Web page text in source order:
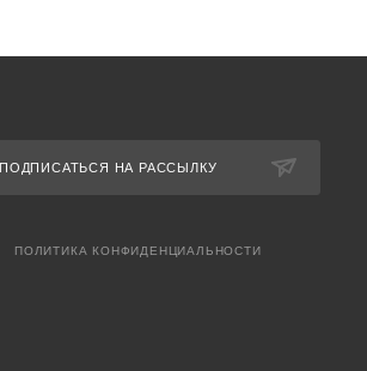
ПОДПИСАТЬСЯ НА РАССЫЛКУ
ПОЛИТИКА КОНФИДЕНЦИАЛЬНОСТИ